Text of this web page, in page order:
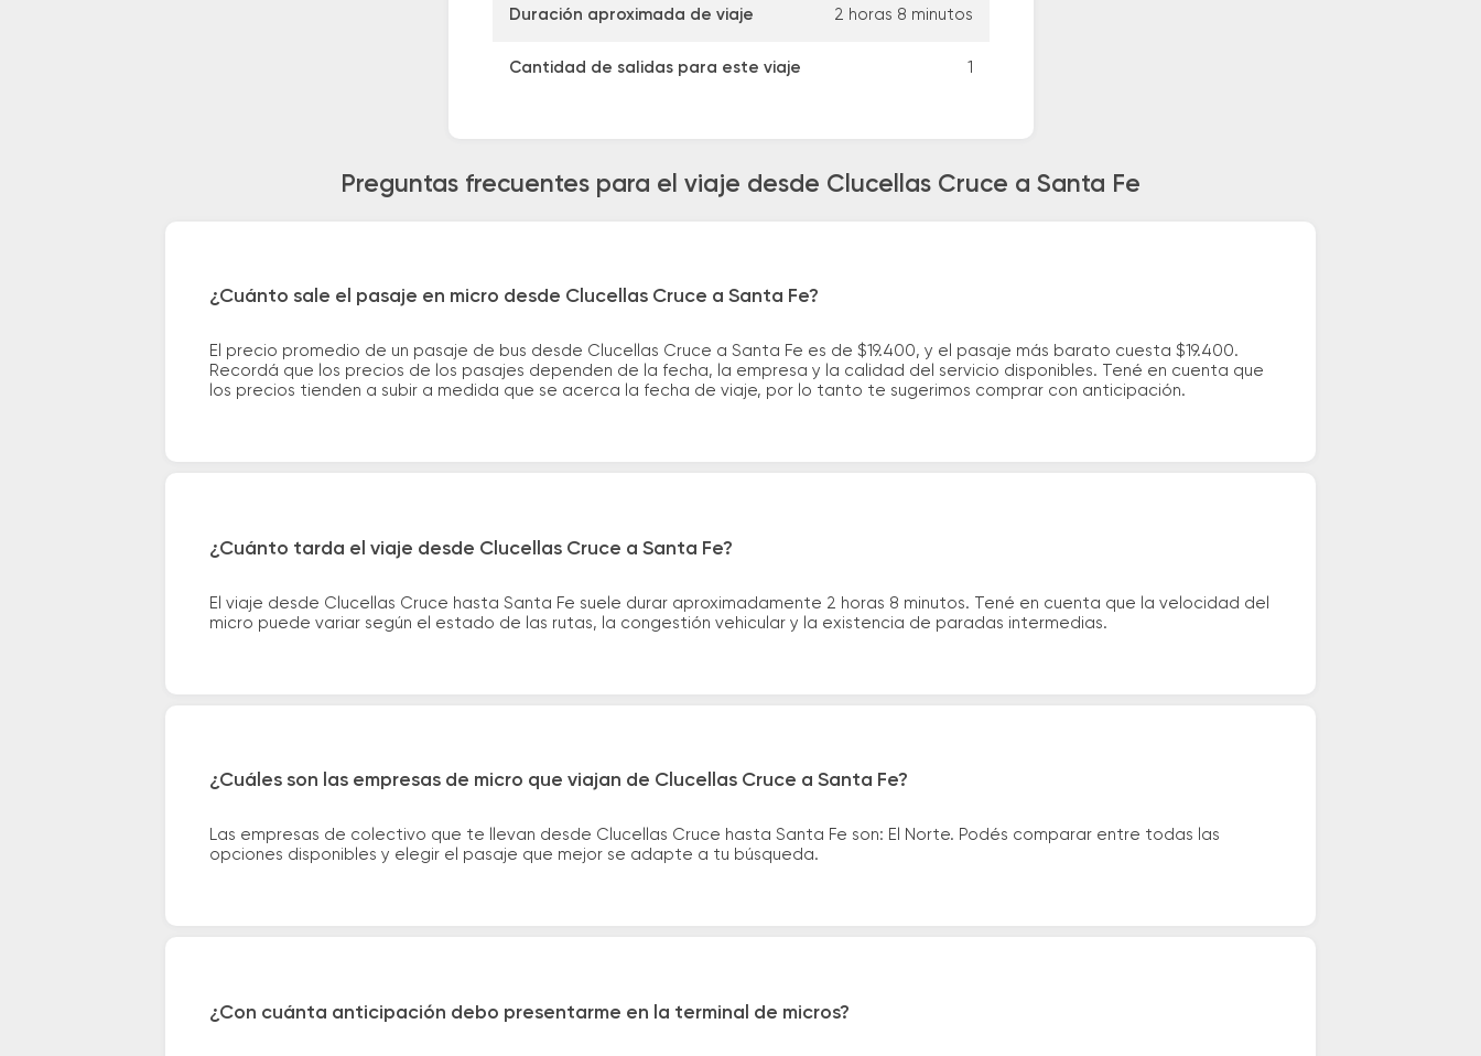
Duración aproximada de viaje 2 horas 8 minutos
Cantidad de salidas para este viaje 1
Preguntas frecuentes para el viaje desde Clucellas Cruce a Santa Fe
¿Cuánto sale el pasaje en micro desde Clucellas Cruce a Santa Fe?
El precio promedio de un pasaje de bus desde Clucellas Cruce a Santa Fe es de $19.400, y el pasaje más barato cuesta $19.400.
Recordá que los precios de los pasajes dependen de la fecha, la empresa y la calidad del servicio disponibles. Tené en cuenta que
los precios tienden a subir a medida que se acerca la fecha de viaje, por lo tanto te sugerimos comprar con anticipación.
¿Cuánto tarda el viaje desde Clucellas Cruce a Santa Fe?
El viaje desde Clucellas Cruce hasta Santa Fe suele durar aproximadamente 2 horas 8 minutos. Tené en cuenta que la velocidad del
micro puede variar según el estado de las rutas, la congestión vehicular y la existencia de paradas intermedias.
¿Cuáles son las empresas de micro que viajan de Clucellas Cruce a Santa Fe?
Las empresas de colectivo que te llevan desde Clucellas Cruce hasta Santa Fe son: El Norte. Podés comparar entre todas las
opciones disponibles y elegir el pasaje que mejor se adapte a tu búsqueda.
¿Con cuánta anticipación debo presentarme en la terminal de micros?